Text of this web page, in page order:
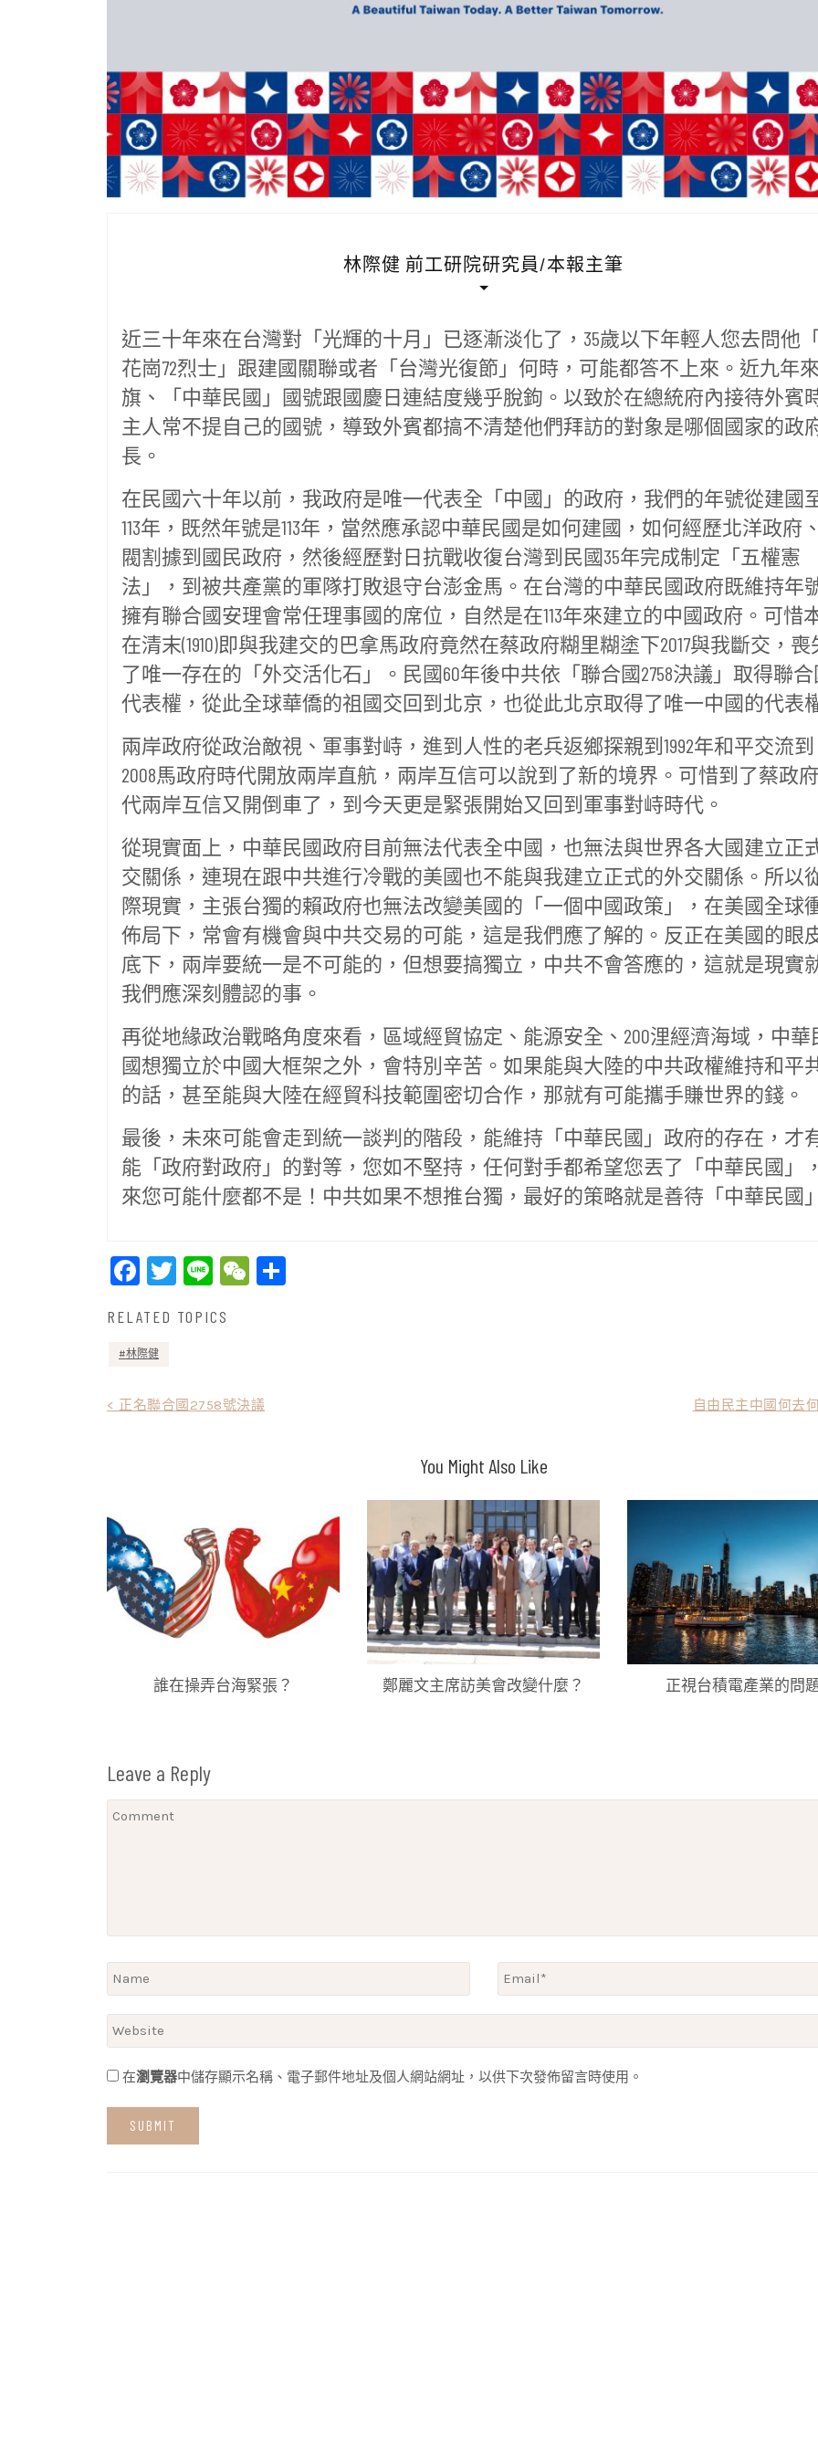
林際健 前工研院研究員/本報主筆
近三十年來在台灣對「光輝的十月」已逐漸淡化了，35歲以下年輕人您去問他
花崗72烈士」跟建國關聯或者「台灣光復節」何時，可能都答不上來。近九年
旗、「中華民國」國號跟國慶日連結度幾乎脫鉤。以致於在總統府內接待外賓
主人常不提自己的國號，導致外賓都搞不清楚他們拜訪的對象是哪個國家的政
長。
在民國六十年以前，我政府是唯一代表全「中國」的政府，我們的年號從建國
113年，既然年號是113年，當然應承認中華民國是如何建國，如何經歷北洋政府
閥割據到國民政府，然後經歷對日抗戰收復台灣到民國35年完成制定「五權憲
法」，到被共產黨的軍隊打敗退守台澎金馬。在台灣的中華民國政府既維持年
擁有聯合國安理會常任理事國的席位，自然是在113年來建立的中國政府。可惜
在清末(1910)即與我建交的巴拿馬政府竟然在蔡政府糊里糊塗下2017與我斷交，喪
了唯一存在的「外交活化石」。民國60年後中共依「聯合國2758決議」取得聯
代表權，從此全球華僑的祖國交回到北京，也從此北京取得了唯一中國的代表
兩岸政府從政治敵視、軍事對峙，進到人性的老兵返鄉探親到1992年和平交流到
2008馬政府時代開放兩岸直航，兩岸互信可以說到了新的境界。可惜到了蔡政
代兩岸互信又開倒車了，到今天更是緊張開始又回到軍事對峙時代。
從現實面上，中華民國政府目前無法代表全中國，也無法與世界各大國建立正
交關係，連現在跟中共進行冷戰的美國也不能與我建立正式的外交關係。所以
際現實，主張台獨的賴政府也無法改變美國的「一個中國政策」，在美國全球
佈局下，常會有機會與中共交易的可能，這是我們應了解的。反正在美國的眼
底下，兩岸要統一是不可能的，但想要搞獨立，中共不會答應的，這就是現實
我們應深刻體認的事。
再從地緣政治戰略角度來看，區域經貿協定、能源安全、200浬經濟海域，中華
國想獨立於中國大框架之外，會特別辛苦。如果能與大陸的中共政權維持和平
的話，甚至能與大陸在經貿科技範圍密切合作，那就有可能攜手賺世界的錢。
最後，未來可能會走到統一談判的階段，能維持「中華民國」政府的存在，才
能「政府對政府」的對等，您如不堅持，任何對手都希望您丟了「中華民國」
來您可能什麼都不是！中共如果不想推台獨，最好的策略就是善待「中華民國
Facebook
Twitter
LineWeChat
RELATED TOPICS
林際健
文
覽
< 正名聯合國2758號決議 自由民主中國何去
You Might Also Like
誰在操弄台海緊張？ 鄭麗文主席訪美會改變什麼？ 正視台積電產業的問
Leave a Reply
在瀏覽器中儲存顯示名稱、電子郵件地址及個人網站網址，以供下次發佈留言時使用。